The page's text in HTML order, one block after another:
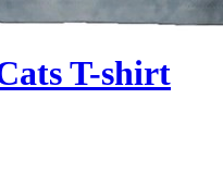
T-shirt